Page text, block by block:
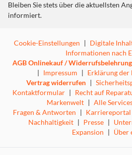
Bleiben Sie stets über die aktuellsten
informiert.
Cookie-Einstellungen | Digitale
Informationen nach
AGB Onlinekauf / Widerrufsbelehrung
| Impressum | Erklärung
Vertrag widerrufen |
Kontaktformular | Recht auf
Markenwelt | Alle
Fragen & Antworten | Karriereportal
Nachhaltigkeit | Presse |
Expansion | Über